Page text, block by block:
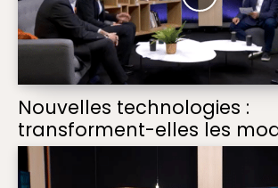
Nouvelles technologies :
transforment-elles les